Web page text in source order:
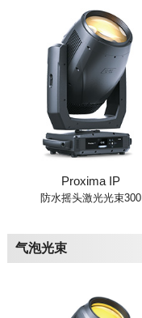
Proxima IP
防水摇头激光光束300
气泡光束